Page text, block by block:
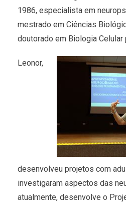
1986, especialista em
mestrado em Ciências
doutorado em Biologia Celular
Leonor,
desenvolveu projetos com
investigaram aspectos das
atualmente, desenvolve o